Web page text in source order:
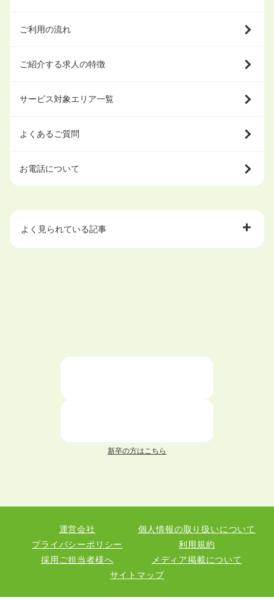
ご利用の流れ
ご紹介する求人の特徴
サービス対象エリア一覧
よくあるご質問
お電話について
よく見られている記事
仕事が続かない人の特徴と対処法を解説！
面接 記事一覧
職務経歴書 記事一覧
退職 記事一覧
新卒の方はこちら
運営会社
個人情報の取り扱いについて
プライバシーポリシー
利用規約
採用ご担当者様へ
メディア掲載について
サイトマップ